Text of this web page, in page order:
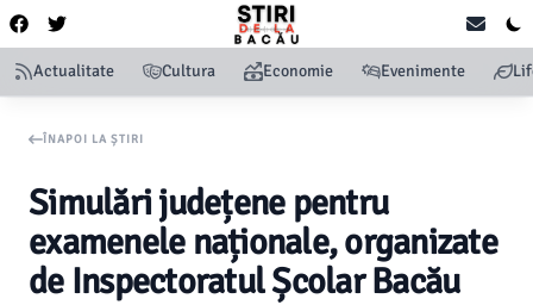
Actualitate Cultura Economie Evenimente
ÎNAPOI LA ȘTIRI
Simulări județene pentru
examenele naționale, organizate
de Inspectoratul Școlar Bacău